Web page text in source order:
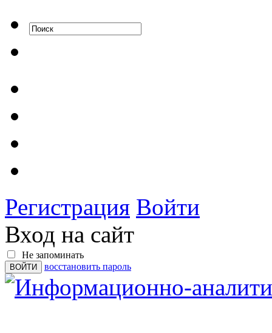
Регистрация Войти
Вход на сайт
Не запоминать
восстановить пароль